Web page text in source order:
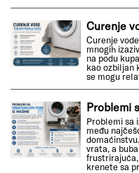
Curenje
Curenje
mnogih
na podu
kao ozbiljan
se mogu
Problemi
Problemi sa
među
vrata, a
krenete sa